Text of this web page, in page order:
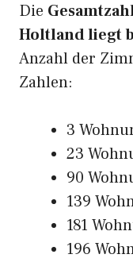
Die
Holtland liegt
Anzahl der
Zahlen:
3
23
90
139
181
196